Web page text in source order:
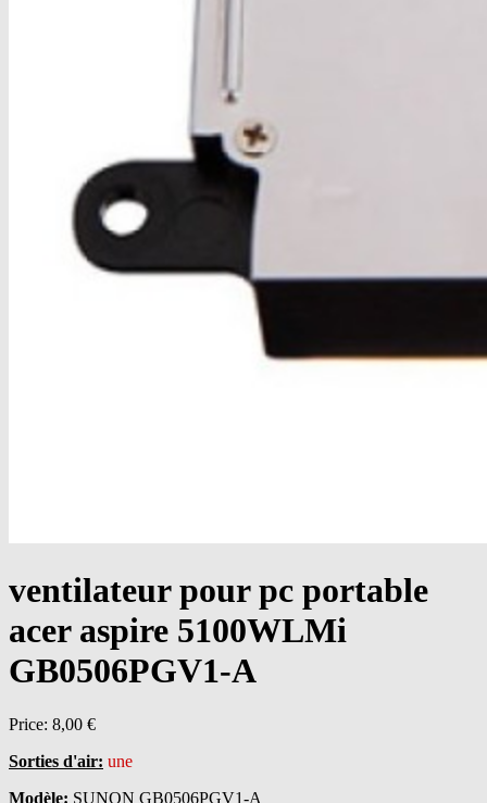
ventilateur pour pc portable
acer aspire 5100WLMi
GB0506PGV1-A
Price: 8,00 €
Sorties d'air: une
Modèle: SUNON GB0506PGV1-A